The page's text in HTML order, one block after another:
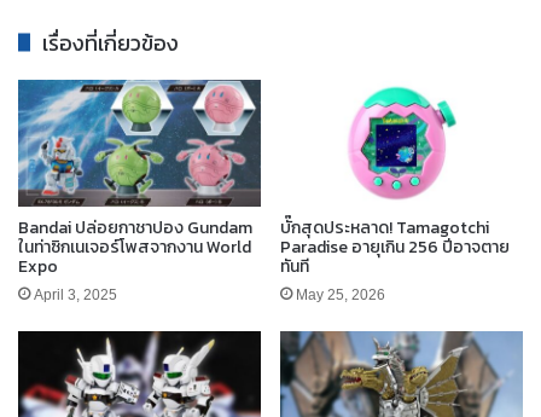
เรื่องที่เกี่ยวข้อง
Bandai ปล่อยกาชาปอง Gundam
ในท่าซิกเนเจอร์โพสจากงาน World
Expo
April 3, 2025
บั๊กสุดประหลาด! Tamagotchi
Paradise อายุเกิน 256 ปีอาจตาย
ทันที
May 25, 2026